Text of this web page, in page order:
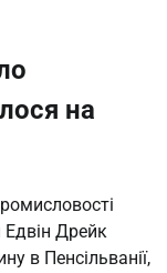
на
Едвін Дрейк
в Пенсільванії,